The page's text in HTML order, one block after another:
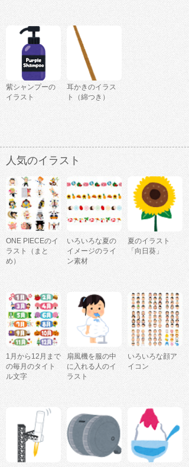
紫シャンプーの
イラスト
耳かきのイラス
ト（綿つき）
人気のイラスト
ONE PIECEのイ
ラスト（まと
め）
いろいろな夏の
イメージのライ
ン素材
夏のイラスト
「向日葵」
1月から12月まで
の毎月のタイト
ル文字
扇風機を服の中
に入れる人のイ
ラスト
いろいろな顔ア
イコン